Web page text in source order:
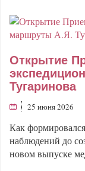
Открытие
Тугаринова
25 июня 2026
Как
наблюдений до
новом выпуске